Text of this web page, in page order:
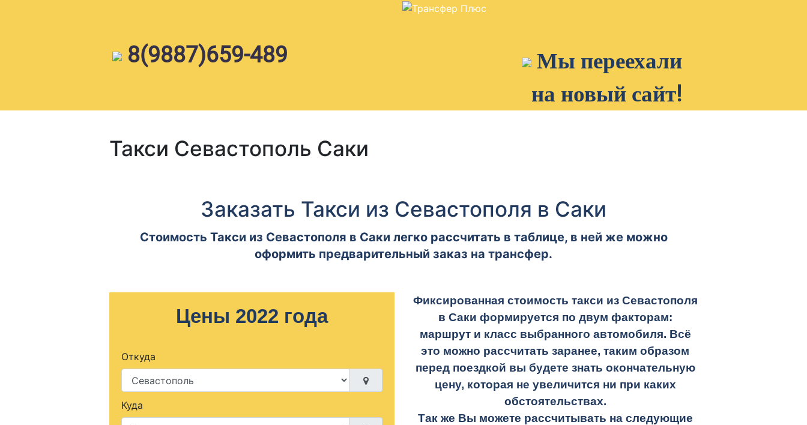
8(9887)659-489
Мы переехали
на новый сайт!
Такси Севастополь Саки
Заказать Такси из Севастополя в Саки
Стоимость Такси из Севастополя в Саки легко рассчитать в таблице, в ней же можно
оформить предварительный заказ на трансфер.
Цены 2022 года
Откуда
Куда
Фиксированная стоимость такси из Севастополя
в Саки формируется по двум факторам:
маршрут и класс выбранного автомобиля. Всё
это можно рассчитать заранее, таким образом
перед поездкой вы будете знать окончательную
цену, которая не увеличится ни при каких
обстоятельствах.
Так же Вы можете рассчитывать на следующие